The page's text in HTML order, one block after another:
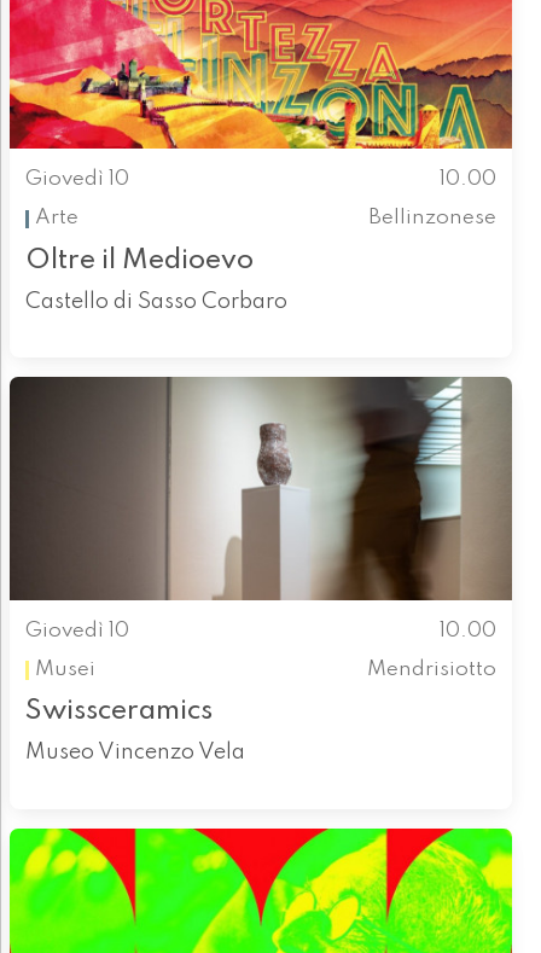
Giovedì 10
10.00
Arte
Bellinzonese
Oltre il Medioevo
Castello di Sasso Corbaro
Giovedì 10
10.00
Musei
Mendrisiotto
Swissceramics
Museo Vincenzo Vela